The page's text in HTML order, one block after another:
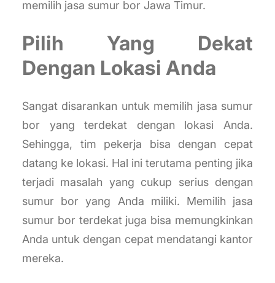
memilih jasa sumur bor Jawa Timur.
Pilih Yang Dekat
Dengan Lokasi Anda
Sangat disarankan untuk memilih jasa sumur
bor yang terdekat dengan lokasi Anda.
Sehingga, tim pekerja bisa dengan cepat
datang ke lokasi. Hal ini terutama penting jika
terjadi masalah yang cukup serius dengan
sumur bor yang Anda miliki. Memilih jasa
sumur bor terdekat juga bisa memungkinkan
Anda untuk dengan cepat mendatangi kantor
mereka.